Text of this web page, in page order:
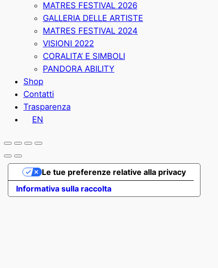
MATRES FESTIVAL 2026
GALLERIA DELLE ARTISTE
MATRES FESTIVAL 2024
VISIONI 2022
CORALITA’ E SIMBOLI
PANDORA ABILITY
Shop
Contatti
Trasparenza
EN
Informativa sulla raccolta
Le tue preferenze relative alla privacy